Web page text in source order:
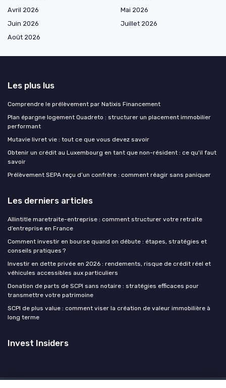
Avril 2026
Mai 2026
Juin 2026
Juillet 2026
Août 2026
Les plus lus
Comprendre le prélèvement par Natixis Financement
Plan épargne logement Quadreto : structurer un placement immobilier
performant
Mutavie livret vie : tout ce que vous devez savoir
Obtenir un crédit au Luxembourg en tant que non-résident : ce qu'il faut
savoir
Prélèvement SEPA reçu d’un confrère : comment réagir sans paniquer
Les derniers articles
Allintitle maretraite-entreprise : comment structurer votre retraite
d’entreprise en France
Comment investir en bourse quand on débute : étapes, stratégies et
conseils pratiques ?
Investir en dette privée en 2026 : rendements, risque de crédit réel et
véhicules accessibles aux particuliers
Donation de parts de SCPI sans notaire : stratégies efficaces pour
transmettre votre patrimoine
SCPI de plus value : comment viser la création de valeur immobilière à
long terme
Invest Insiders